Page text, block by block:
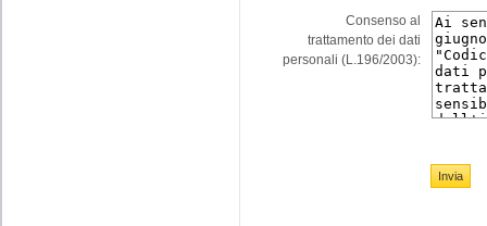
Consenso al
trattamento dei dati
personali (L.196/2003)